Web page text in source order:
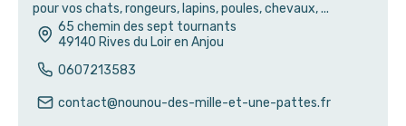
pour vos chats, rongeurs, lapins, poules, chevaux, ...
65 chemin des sept tournants
49140 Rives du Loir en Anjou
0607213583
contact@nounou-des-mille-et-une-pattes.fr